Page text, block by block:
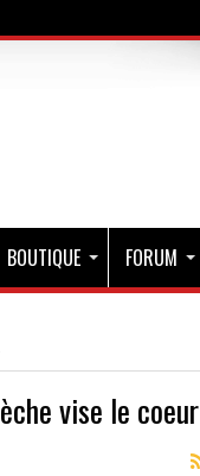
BOUTIQUE FORUM
vise le coeur